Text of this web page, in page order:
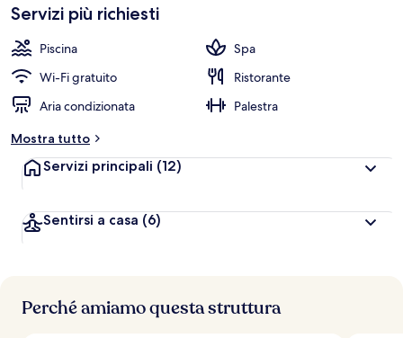
Servizi più richiesti
Piscina
Spa
Wi-Fi gratuito
Ristorante
Aria condizionata
Palestra
Mostra tutto
Servizi principali (12)
Sentirsi a casa (6)
Perché amiamo questa struttura